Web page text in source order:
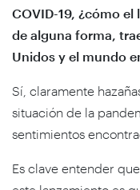
COVID-19, ¿cómo
de alguna forma,
Unidos y el mundo
Sí, claramente
situación de la
sentimientos
Es clave entender